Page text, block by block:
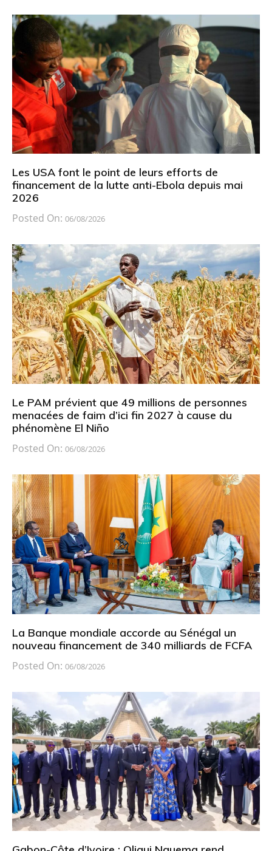
Les USA font le point de leurs efforts de
financement de la lutte anti-Ebola depuis mai
2026
Posted On: 06/08/2026
Le PAM prévient que 49 millions de personnes
menacées de faim d’ici fin 2027 à cause du
phénomène El Niño
Posted On: 06/08/2026
La Banque mondiale accorde au Sénégal un
nouveau financement de 340 milliards de FCFA
Posted On: 06/08/2026